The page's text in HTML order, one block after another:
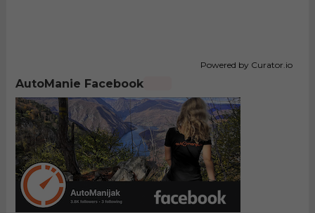
Powered by Curator.io
AutoManie Facebook